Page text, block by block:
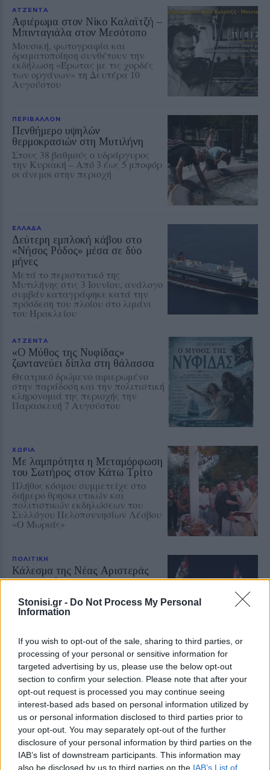
Stonisi.gr - Do Not Process My Personal
Information
If you wish to opt-out of the sale, sharing to third parties, or
processing of your personal or sensitive information for
targeted advertising by us, please use the below opt-out
section to confirm your selection. Please note that after your
opt-out request is processed you may continue seeing
interest-based ads based on personal information utilized by
us or personal information disclosed to third parties prior to
your opt-out. You may separately opt-out of the further
disclosure of your personal information by third parties on the
IAB’s list of downstream participants. This information may
also be disclosed by us to third parties on the IAB’s List of
ΑΤΖΕΝΤΑ
Αφιέρωμα στον Νίκο Καλαϊτζή –
Μπινταγιάλα στον Μεσότοπο
Μουσική, φωτογραφία και
δραματοποίηση συνθέτουν την
εκδήλωση «Έρωτας με τις χορδές
των οργάνων» τη Δευτέρα 10
Αυγούστου
ΠΕΡΙΒΑΛΛΟΝ
Πενθήμερο υψηλών
θερμοκρασιών στη Μυτιλήνη
Στους 38 βαθμούς ο υδράργυρος
την Κυριακή – Από 3 έως 5 μποφόρ
οι άνεμοι στην περιοχή
ΕΛΛΑΔΑ
Δεύτερη εμπλοκή κάβου στο
«Νήσος Ρόδος» μέσα σε δύο
μήνες
Μετά το περιστατικό της
Μυτιλήνης στις 3 Ιουνίου, ανάλογο
συμβάν καταγράφηκε κατά την
πρόσδεση του πλοίου στο λιμάνι
του Ηρακλείου
ΑΤΖΕΝΤΑ
«Ο Μύθος της Νυφίδας»
ζωντανεύει δίπλα στη θάλασσα
Θεατρικό δρώμενο αφιερωμένο
στην παράδοση και την πολιτιστική
κληρονομιά της περιοχής την
Παρασκευή 7 Αυγούστου
ΧΩΡΙΑ
Με λαμπρότητα η Μεταμόρφωση
του Σωτήρος στον Κάτω Τρίτο
Πλήθος κόσμου συμμετείχε στο
διήμερο θρησκευτικών και
πολιτιστικών εκδηλώσεων του
Συλλόγου Πελοποννησίων Λέσβου
«Ο Μωριάς»
ΠΟΛΙΤΙΚΗ
Κάλεσμα της Νέας Αριστεράς
στη συγκέντρωση για την
Η κινητοποίηση θα
πραγματοποιηθεί την Κυριακή στις
Αιγαίου στη Μυτιλήνη
ΑΓΟΡΑ
Η ΑΝΤΑΡΣΥΑ Λέσβου κατά της
Λευκής Νύχτας στη Μυτιλήνη
Κάνει λόγο για επιβάρυνση των
εμποροϋπαλλήλων και ζητά
αυξήσεις μισθών και μείωση του
χρόνου εργασίας